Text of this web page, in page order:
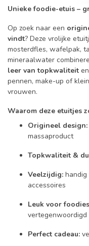
Unieke foodie-etuis –
Op zoek naar een
vindt? Deze vrolijke
mosterdfles, wafelpak,
mineraalwater
leer van topkwaliteit
pennen, make-up of
vrouwen.
Waarom deze etuitjes
Origineel design:
massaproduct
Topkwaliteit &
Veelzijdig: handig
accessoires
Leuk voor
vertegenwoordigd
Perfect cadeau: